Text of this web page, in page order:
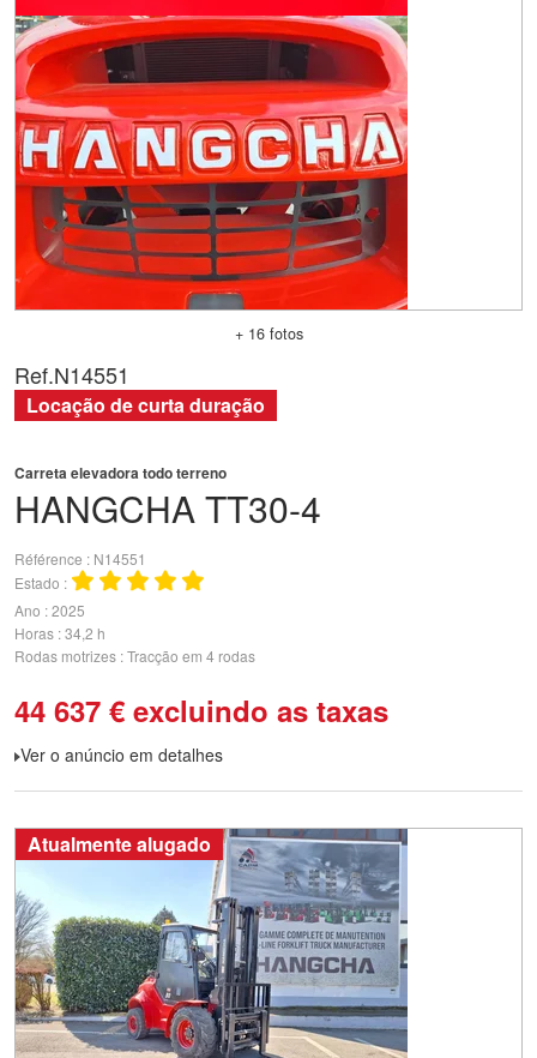
+ 16 fotos
HANGCHATT30-4
Carreta elevadora todo terreno
Référence
N14551
Estado
Ano 2025
Horas 34,2 h
Rodas motrizes Tracção em 4 rodas
44 637 € excluindo as taxas
Ver o anúncio em detalhes
Ref.N14551
Locação de curta duração
Atualmente alugado